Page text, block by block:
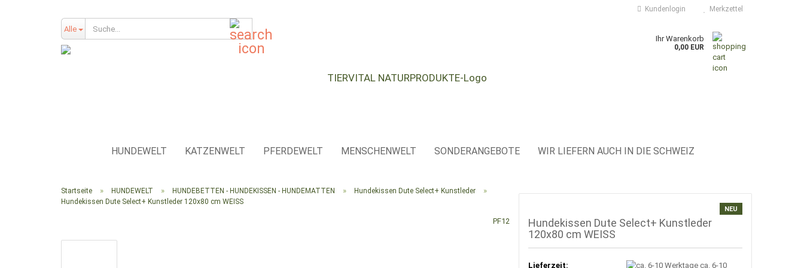
Kundenlogin Merkzettel
Alle
Ihr Warenkorb
0,00 EUR
HUNDEWELT KATZENWELT PFERDEWELT MENSCHENWELT SONDERANGEBOTE WIR LIEFERN AUCH IN DIE SCHWEIZ
Startseite » HUNDEWELT » HUNDEBETTEN - HUNDEKISSEN - HUNDEMATTEN » Hundekissen Dute Select+ Kunstleder »
Hundekissen Dute Select+ Kunstleder 120x80 cm WEISS
PF12
NEU
Hundekissen Dute Select+ Kunstleder
120x80 cm WEISS
Lieferzeit: ca. 6-10